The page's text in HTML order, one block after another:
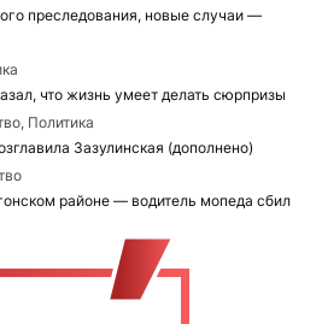
преследования, новые случаи —
что жизнь умеет делать сюрпризы
Политика
Зазулинская (дополнено)
районе — водитель мопеда сбил